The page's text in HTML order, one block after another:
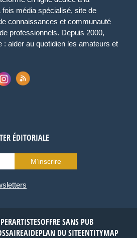
fois média spécialisé, site de
connaissances et communauté
professionnels. Depuis 2000,
: aider au quotidien les amateurs et
ÉDITORIALE
M’inscrire
ARTISTESOFFRE SANS PUB
AIDEPLAN DU SITEENTITYMAP